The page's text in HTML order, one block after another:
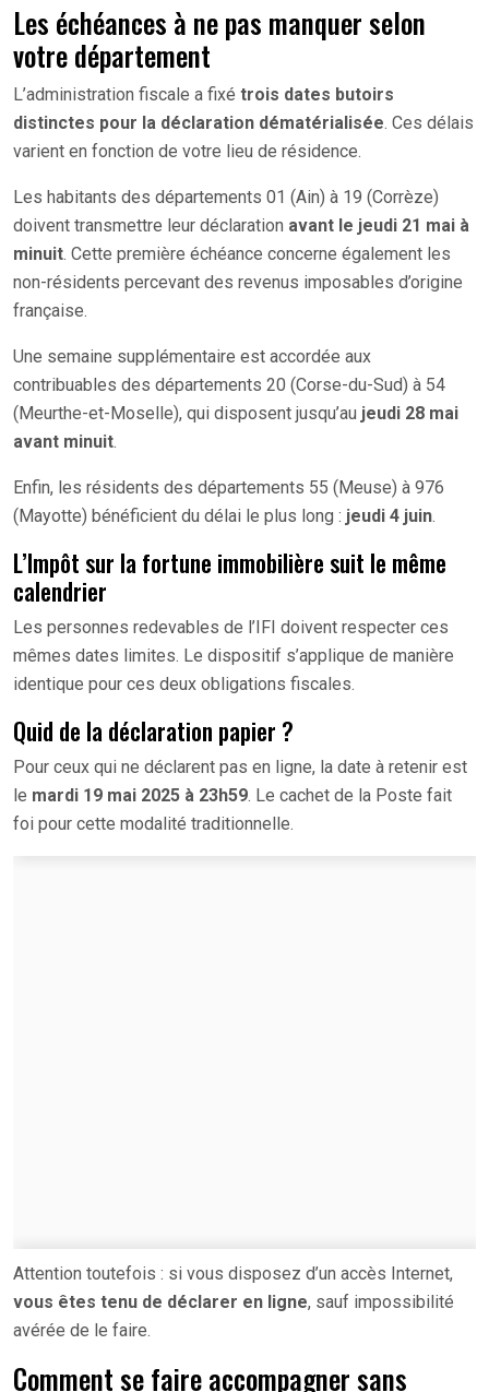
Les échéances à ne pas manquer selon
votre département
L’administration fiscale a fixé trois dates butoirs
distinctes pour la déclaration dématérialisée. Ces délais
varient en fonction de votre lieu de résidence.
Les habitants des départements 01 (Ain) à 19 (Corrèze)
doivent transmettre leur déclaration avant le jeudi 21 mai à
minuit. Cette première échéance concerne également les
non-résidents percevant des revenus imposables d’origine
française.
Une semaine supplémentaire est accordée aux
contribuables des départements 20 (Corse-du-Sud) à 54
(Meurthe-et-Moselle), qui disposent jusqu’au jeudi 28 mai
avant minuit.
Enfin, les résidents des départements 55 (Meuse) à 976
(Mayotte) bénéficient du délai le plus long : jeudi 4 juin.
L’Impôt sur la fortune immobilière suit le même
calendrier
Les personnes redevables de l’IFI doivent respecter ces
mêmes dates limites. Le dispositif s’applique de manière
identique pour ces deux obligations fiscales.
Quid de la déclaration papier ?
Pour ceux qui ne déclarent pas en ligne, la date à retenir est
le mardi 19 mai 2025 à 23h59. Le cachet de la Poste fait
foi pour cette modalité traditionnelle.
Attention toutefois : si vous disposez d’un accès Internet,
vous êtes tenu de déclarer en ligne, sauf impossibilité
avérée de le faire.
Comment se faire accompagner sans